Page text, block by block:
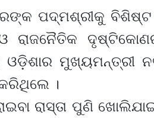
ପଦ୍ମଶ୍ରୀକୁ ବିଶିଷ୍ଟ
ଓ ରାଜନୈତିକ
ଓଡ଼ିଶାର ମୁଖ୍ୟମନ୍ତ୍ରୀ
।
ରାସ୍ତା ପୁଣି